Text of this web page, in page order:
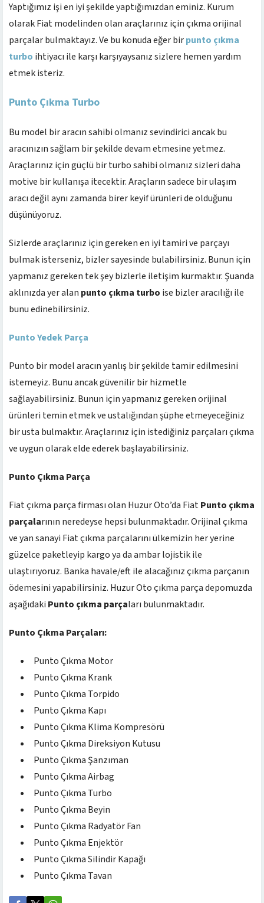
Yaptığımız işi en iyi şekilde yaptığımızdan eminiz. Kurum
olarak Fiat modelinden olan araçlarınız için çıkma orijinal
parçalar bulmaktayız. Ve bu konuda eğer birpunto çıkma
turbo ihtiyacı ile karşı karşıyaysanız sizlere hemen yardım
etmek isteriz.
Punto Çıkma Turbo
Bu model bir aracın sahibi olmanız sevindirici ancak bu
aracınızın sağlam bir şekilde devam etmesine yetmez.
Araçlarınız için güçlü bir turbo sahibi olmanız sizleri daha
motive bir kullanışa itecektir. Araçların sadece bir ulaşım
aracı değil aynı zamanda birer keyif ürünleri de olduğunu
düşünüyoruz.
Sizlerde araçlarınız için gereken en iyi tamiri ve parçayı
bulmak isterseniz, bizler sayesinde bulabilirsiniz. Bunun için
yapmanız gereken tek şey bizlerle iletişim kurmaktır. Şuanda
aklınızda yer alan punto çıkma turbo ise bizler aracılığı ile
bunu edinebilirsiniz.
Punto Yedek Parça
Punto bir model aracın yanlış bir şekilde tamir edilmesini
istemeyiz. Bunu ancak güvenilir bir hizmetle
sağlayabilirsiniz. Bunun için yapmanız gereken orijinal
ürünleri temin etmek ve ustalığından şüphe etmeyeceğiniz
bir usta bulmaktır. Araçlarınız için istediğiniz parçaları çıkma
ve uygun olarak elde ederek başlayabilirsiniz.
Punto Çıkma Parça
Fiat çıkma parça firması olan Huzur Oto’da FiatPunto çıkma
parçalarının neredeyse hepsi bulunmaktadır. Orijinal çıkma
ve yan sanayi Fiat çıkma parçalarını ülkemizin her yerine
güzelce paketleyip kargo ya da ambar lojistik ile
ulaştırıyoruz. Banka havale/eft ile alacağınız çıkma parçanın
ödemesini yapabilirsiniz. Huzur Oto çıkma parça depomuzda
aşağıdaki Punto çıkma parçaları bulunmaktadır.
Punto Çıkma Parçaları:
Punto Çıkma Motor
Punto Çıkma Krank
Punto Çıkma Torpido
Punto Çıkma Kapı
Punto Çıkma Klima Kompresörü
Punto Çıkma Direksiyon Kutusu
Punto Çıkma Şanzıman
Punto Çıkma Airbag
Punto Çıkma Turbo
Punto Çıkma Beyin
Punto Çıkma Radyatör Fan
Punto Çıkma Enjektör
Punto Çıkma Silindir Kapağı
Punto Çıkma Tavan